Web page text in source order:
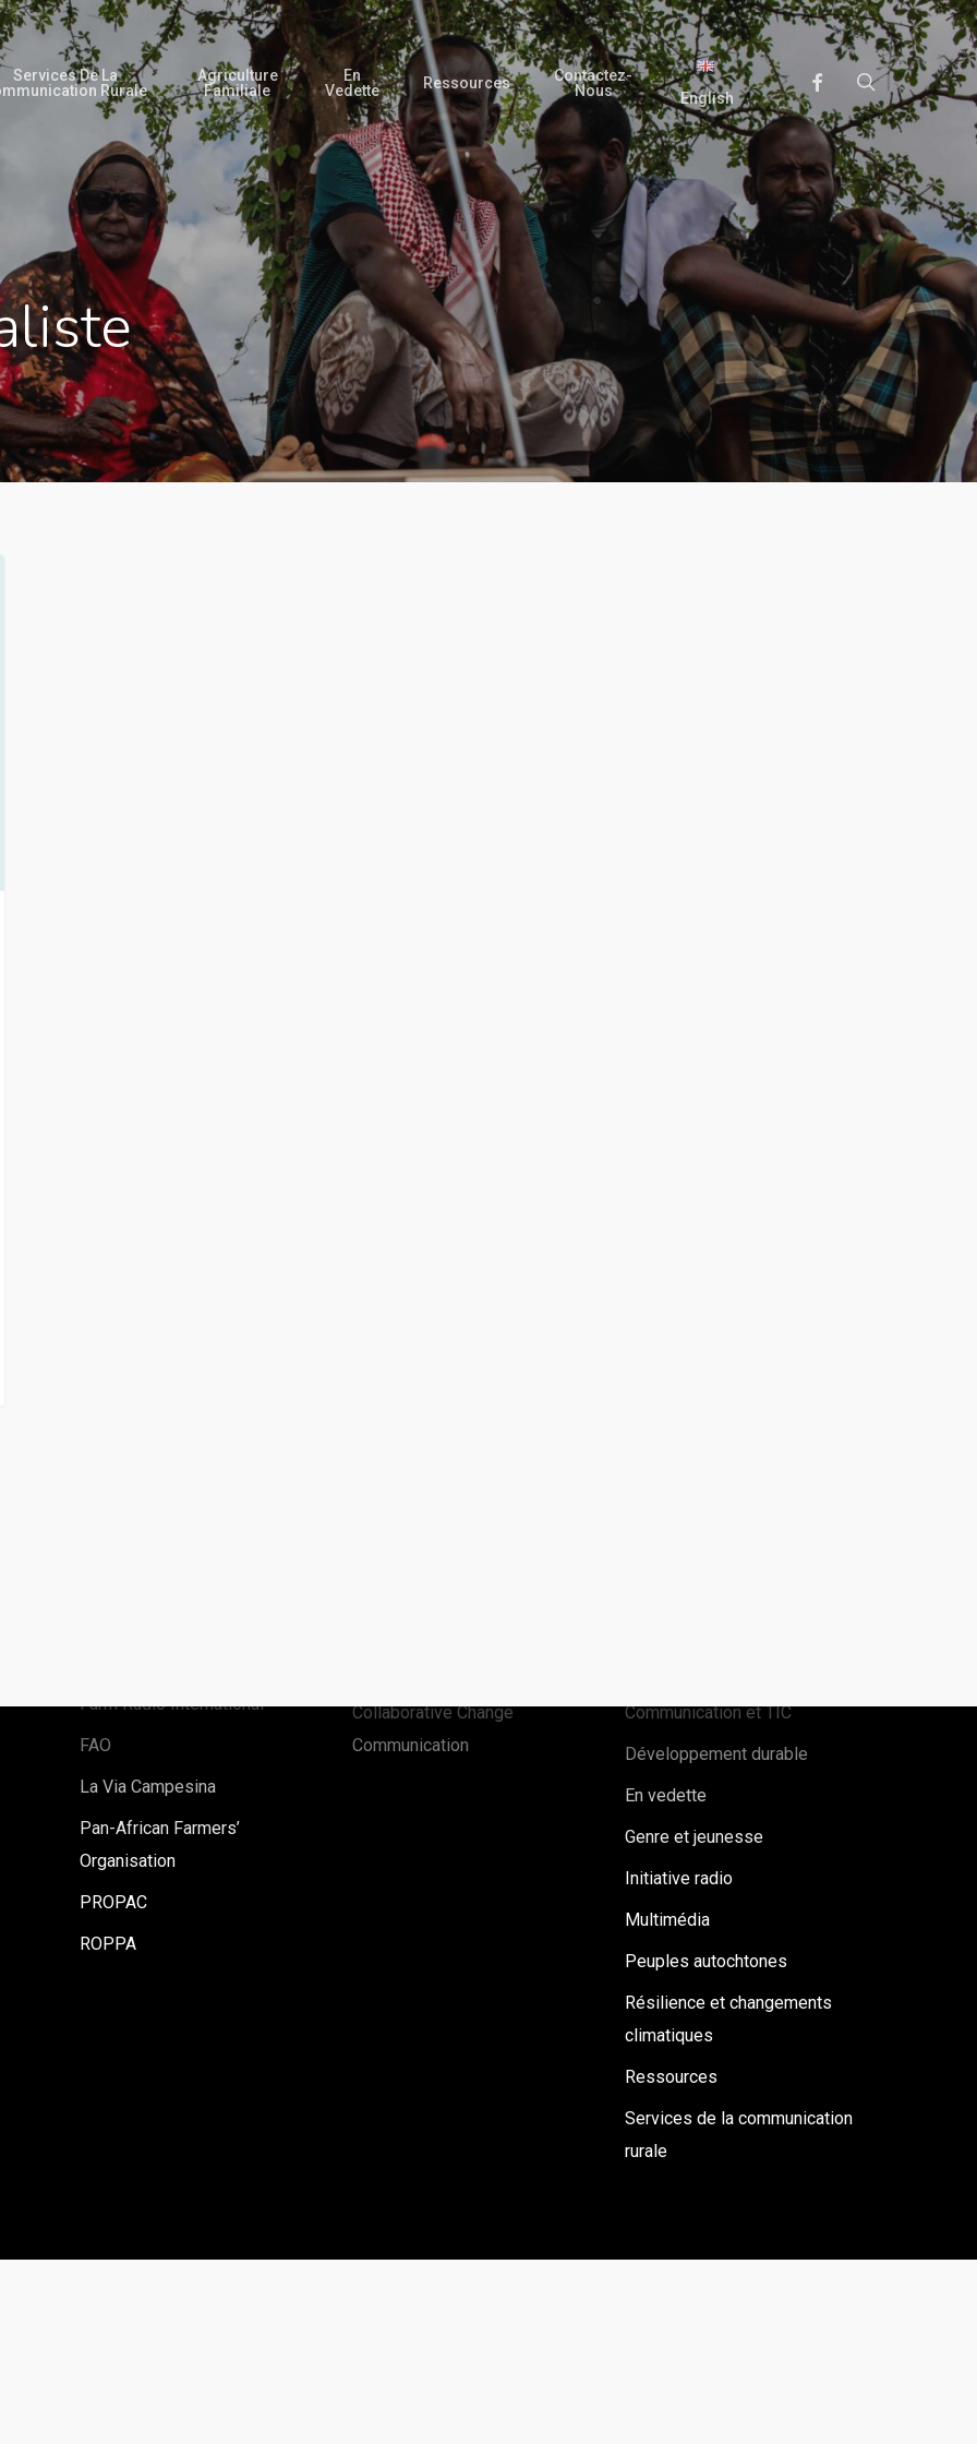
Services De La
Rurale
Agriculture
Familiale
En
Vedette
Ressources
Contactez-
Nous
English
Facebooksearch
Farm Radio International
FAO
La Via Campesina
Pan-African Farmers’
Organisation
PROPAC
ROPPA
Collaborative Change
Communication
Communication et TIC
Développement durable
En vedette
Genre et jeunesse
Initiative radio
Multimédia
Peuples autochtones
Résilience et changements
climatiques
Ressources
Services de la communication
rurale